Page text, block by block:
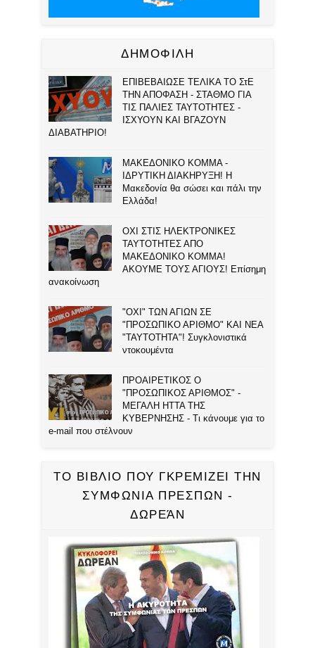
ΔΗΜΟΦΙΛΗ
ΕΠΙΒΕΒΑΙΩΣΕ ΤΕΛΙΚΑ ΤΟ ΣτΕ
ΤΗΝ ΑΠΟΦΑΣΗ - ΣΤΑΘΜΟ ΓΙΑ
ΤΙΣ ΠΑΛΙΕΣ ΤΑΥΤΟΤΗΤΕΣ -
ΙΣΧΥΟΥΝ ΚΑΙ ΒΓΑΖΟΥΝ
ΔΙΑΒΑΤΗΡΙΟ!
ΜΑΚΕΔΟΝΙΚΟ ΚΟΜΜΑ -
ΙΔΡΥΤΙΚΗ ΔΙΑΚΗΡΥΞΗ! Η
Μακεδονία θα σώσει και πάλι την
Ελλάδα!
ΟΧΙ ΣΤΙΣ ΗΛΕΚΤΡΟΝΙΚΕΣ
ΤΑΥΤΟΤΗΤΕΣ ΑΠΟ
ΜΑΚΕΔΟΝΙΚΟ ΚΟΜΜΑ!
ΑΚΟΥΜΕ ΤΟΥΣ ΑΓΙΟΥΣ! Επίσημη
ανακοίνωση
"ΟΧΙ" ΤΩΝ ΑΓΙΩΝ ΣΕ
"ΠΡΟΣΩΠΙΚΟ ΑΡΙΘΜΟ" ΚΑΙ ΝΕΑ
"ΤΑΥΤΟΤΗΤΑ"! Συγκλονιστικά
ντοκουμέντα
ΠΡΟΑΙΡΕΤΙΚΟΣ Ο
"ΠΡΟΣΩΠΙΚΟΣ ΑΡΙΘΜΟΣ" -
ΜΕΓΑΛΗ ΗΤΤΑ ΤΗΣ
ΚΥΒΕΡΝΗΣΗΣ - Τι κάνουμε για το
e-mail που στέλνουν
ΤΟ ΒΙΒΛΙΟ ΠΟΥ ΓΚΡΕΜΙΖΕΙ ΤΗΝ
ΣΥΜΦΩΝΙΑ ΠΡΕΣΠΩΝ -
ΔΩΡΕΆΝ